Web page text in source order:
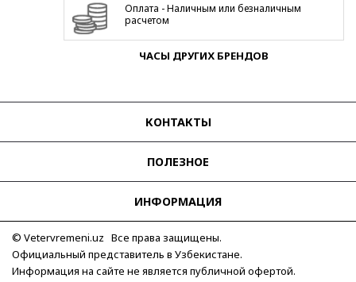
Оплата - Наличным или безналичным
расчетом
ЧАСЫ ДРУГИХ БРЕНДОВ
КОНТАКТЫ
ПОЛЕЗНОЕ
ИНФОРМАЦИЯ
© Vetervremeni.uz Все права защищены.
Официальный представитель в Узбекистане.
Информация на сайте не является публичной офертой.